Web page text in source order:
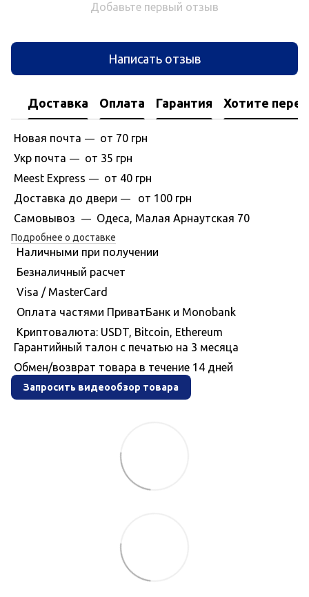
Добавьте первый отзыв
Написать отзыв
Доставка Оплата Гарантия Хотите
Новая почта —
от 70 грн
Укр почта —
от 35 грн
Meest Express — от 40 грн
Доставка до двери —от 100 грн
Самовывоз
— Одеса, Малая Арнаутская 70
Подробнее о доставке
Наличными при получении
Безналичный расчет
Visa / MasterCard
Оплата частями ПриватБанк и Monobank
Криптовалюта: USDT, Bitcoin, Ethereum
Гарантийный талон с печатью на 3 месяца
Обмен/возврат товара в течение 14 дней
Запросить видеообзор товара